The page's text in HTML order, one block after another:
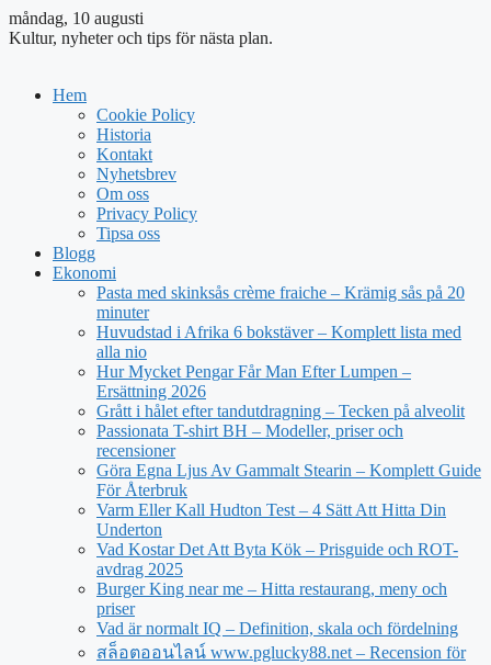
måndag, 10 augusti
Kultur, nyheter och tips för nästa plan.
Hem
Cookie Policy
Historia
Kontakt
Nyhetsbrev
Om oss
Privacy Policy
Tipsa oss
Blogg
Ekonomi
Pasta med skinksås crème fraiche – Krämig sås på 20
minuter
Huvudstad i Afrika 6 bokstäver – Komplett lista med
alla nio
Hur Mycket Pengar Får Man Efter Lumpen –
Ersättning 2026
Grått i hålet efter tandutdragning – Tecken på alveolit
Passionata T-shirt BH – Modeller, priser och
recensioner
Göra Egna Ljus Av Gammalt Stearin – Komplett Guide
För Återbruk
Varm Eller Kall Hudton Test – 4 Sätt Att Hitta Din
Underton
Vad Kostar Det Att Byta Kök – Prisguide och ROT-
avdrag 2025
Burger King near me – Hitta restaurang, meny och
priser
Vad är normalt IQ – Definition, skala och fördelning
สล็อตออนไลน์ www.pglucky88.net – Recension för